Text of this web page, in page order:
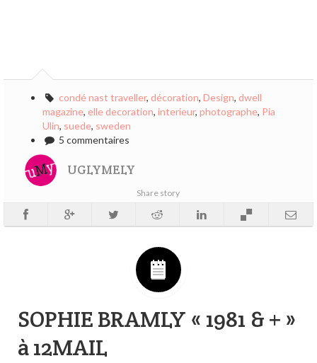
condé nast traveller, décoration, Design, dwell
magazine, elle decoration, interieur, photographe, Pia
Ulin, suede, sweden
5 commentaires
UGLYMELY
Share story
SOPHIE BRAMLY « 1981 & + »
à 12MAIL